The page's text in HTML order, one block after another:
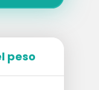
peso